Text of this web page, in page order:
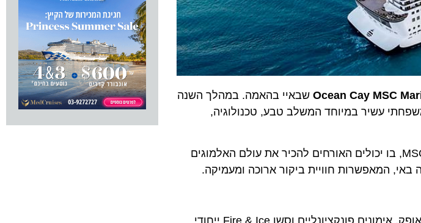
Ocean Cay MSCשבאיי בהאמה. במהלך השנה
עשיר במיוחד המשלב טבע, טכנולוגיה,
האי מציע שמונה חופים בתוליים, מי טורקיז צלולים ומרכז שימור ימי של MSC Foundation, בו יכולים האורחים להכיר את עולם האלמוגים
המאפשרות חוויית ביקור ארוכה ומעמיקה.